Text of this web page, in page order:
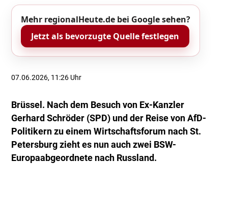
Mehr regionalHeute.de bei Google sehen?
Jetzt als bevorzugte Quelle festlegen
07.06.2026, 11:26 Uhr
Brüssel. Nach dem Besuch von Ex-Kanzler
Gerhard Schröder (SPD) und der Reise von AfD-
Politikern zu einem Wirtschaftsforum nach St.
Petersburg zieht es nun auch zwei BSW-
Europaabgeordnete nach Russland.